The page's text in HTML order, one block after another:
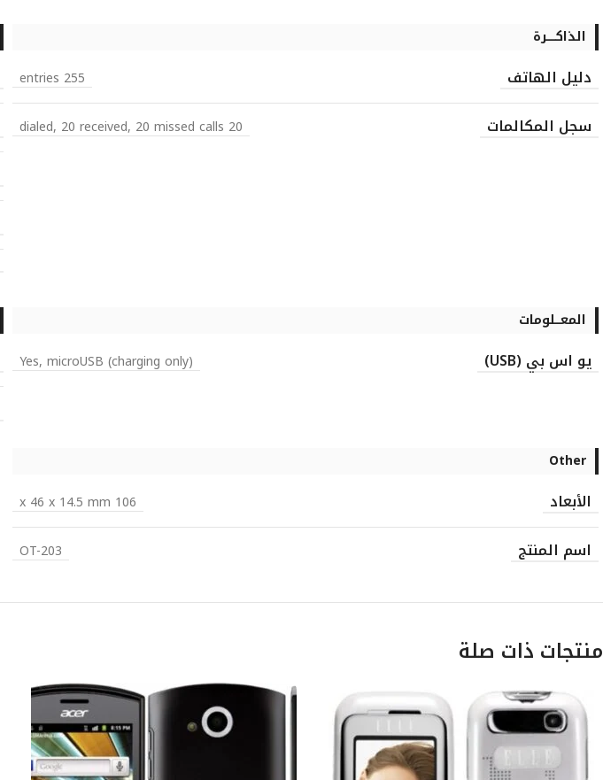
الذاكـــــرة
دليل الهاتف 255 entries
سجل المكالمات 20 dialed, 20 received, 20 missed calls
المعـــلومات
يو اس بي (USB) Yes, microUSB (charging only)
Other
الأبعاد 106 x 46 x 14.5 mm
اسم المنتج OT-203
منتجات ذات صلة